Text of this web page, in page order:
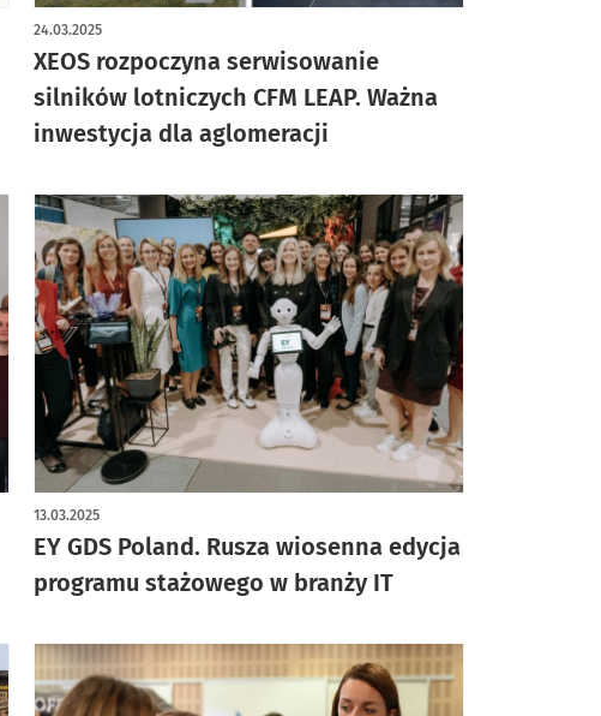
XEOS rozpoczyna serwisowanie
silników lotniczych CFM LEAP. Ważna
inwestycja dla aglomeracji
24.03.2025
artykuł z galerią zdjęć
EY GDS Poland. Rusza wiosenna edycja
programu stażowego w branży IT
13.03.2025